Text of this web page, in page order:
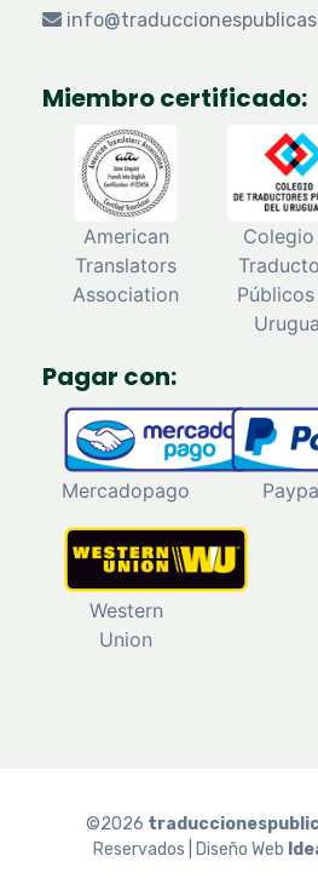
Miembro certificado:
American
Translators
Association
Pagar con:
Mercadopago
Western
Union
©2026
Reservados | Diseño Web